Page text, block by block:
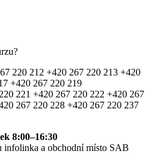
220 212 +420 267 220 213 +420
+420 267 220 219
221 +420 267 220 222 +420 267
267 220 228 +420 267 220 237
8:00–16:30
infolinka a obchodní místo SAB